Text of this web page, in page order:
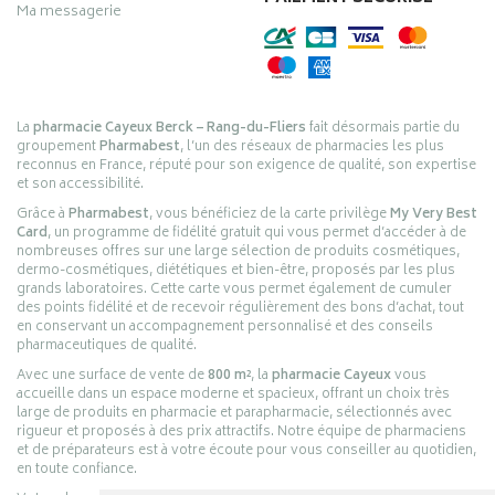
Ma messagerie
Lapharmacie Cayeux Berck – Rang-du-Fliersfait désormais partie du
groupementPharmabest, l’un des réseaux de pharmacies les plus
reconnus en France, réputé pour son exigence de qualité, son expertise
et son accessibilité.
Grâce àPharmabest, vous bénéficiez de la carte privilègeMy Very Best
Card, un programme de fidélité gratuit qui vous permet d’accéder à de
nombreuses offres sur une large sélection de produits cosmétiques,
dermo-cosmétiques, diététiques et bien-être, proposés par les plus
grands laboratoires. Cette carte vous permet également de cumuler
des points fidélité et de recevoir régulièrement des bons d’achat, tout
en conservant un accompagnement personnalisé et des conseils
pharmaceutiques de qualité.
Avec une surface de vente de800 m², lapharmacie Cayeuxvous
accueille dans un espace moderne et spacieux, offrant un choix très
large de produits en pharmacie et parapharmacie, sélectionnés avec
rigueur et proposés à des prix attractifs. Notre équipe de pharmaciens
et de préparateurs est à votre écoute pour vous conseiller au quotidien,
en toute confiance.